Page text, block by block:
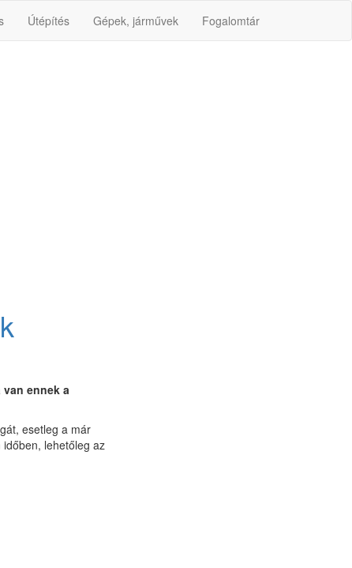
Útépítés Gépek, járművek Fogalomtár
ennek a
esetleg a már
lehetőleg az